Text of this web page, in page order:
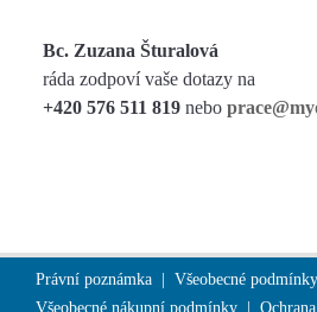
Bc. Zuzana Šturalová
ráda zodpoví vaše dotazy na
+420 576 511 819nebo
Právní poznámka
Všeobecné
Všeobecné nákupní podmínky